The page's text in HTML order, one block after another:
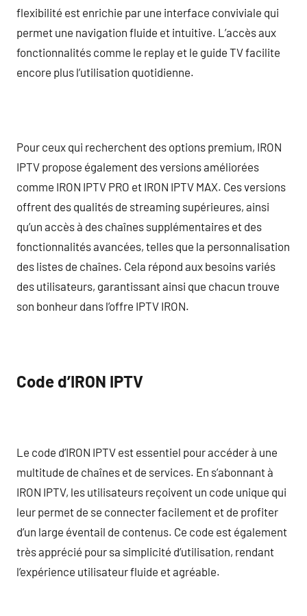
flexibilité est enrichie par une interface conviviale qui
permet une navigation fluide et intuitive. L’accès aux
fonctionnalités comme le replay et le guide TV facilite
encore plus l’utilisation quotidienne.
Pour ceux qui recherchent des options premium, IRON
IPTV propose également des versions améliorées
comme IRON IPTV PRO et IRON IPTV MAX. Ces versions
offrent des qualités de streaming supérieures, ainsi
qu’un accès à des chaînes supplémentaires et des
fonctionnalités avancées, telles que la personnalisation
des listes de chaînes. Cela répond aux besoins variés
des utilisateurs, garantissant ainsi que chacun trouve
son bonheur dans l’offre IPTV IRON.
Code d’IRON IPTV
Le code d’IRON IPTV est essentiel pour accéder à une
multitude de chaînes et de services. En s’abonnant à
IRON IPTV, les utilisateurs reçoivent un code unique qui
leur permet de se connecter facilement et de profiter
d’un large éventail de contenus. Ce code est également
très apprécié pour sa simplicité d’utilisation, rendant
l’expérience utilisateur fluide et agréable.